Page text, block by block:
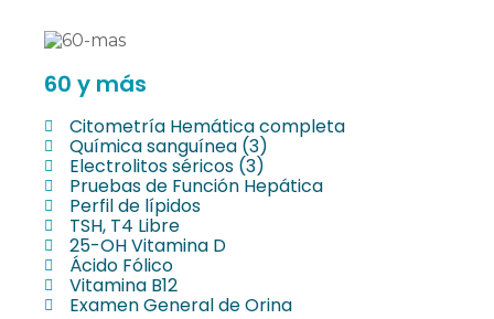
60 y más
Citometría Hemática completa
Química sanguínea (3)
Electrolitos séricos (3)
Pruebas de Función Hepática
Perfil de lípidos
TSH, T4 Libre
25-OH Vitamina D
Ácido Fólico
Vitamina B12
Examen General de Orina